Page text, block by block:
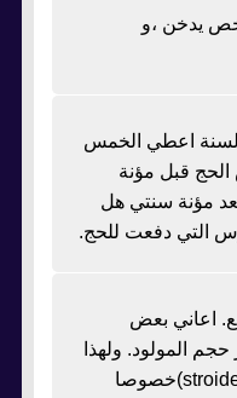
يدخن ،و
اعطي الخمس
قبل مؤنة
مؤنة سنتي هل
التي دفعت للحج.
اعاني بعض
المولود. ولهذا
السبب اعطتني الدكتورة ابر (stroide)خصوصا